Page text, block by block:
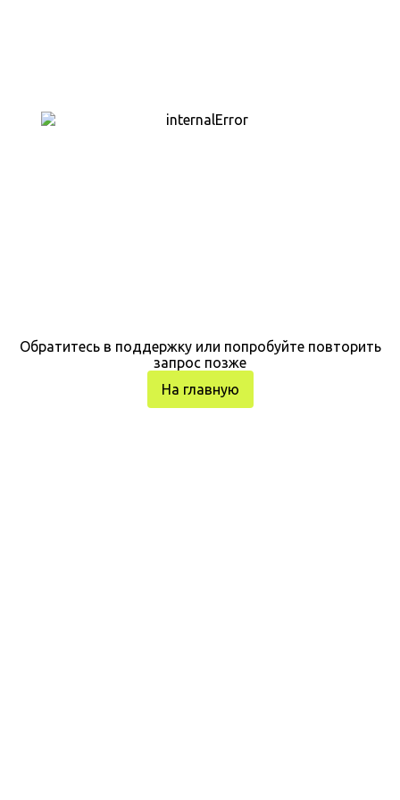
Обратитесь в поддержку или попробуйте повторить
запрос позже
На главную